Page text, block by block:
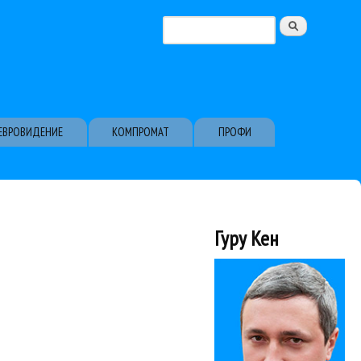
Форма поиска
КОМПРОМАТ
ПРОФИ
Гуру Кен